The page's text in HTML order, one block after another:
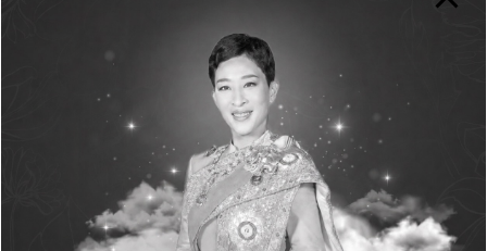
โซนรองเท้ากีฬาที่ใหญ่ที่สุดในประเทศไทย ที่ซูเปอร์สปอร์ต